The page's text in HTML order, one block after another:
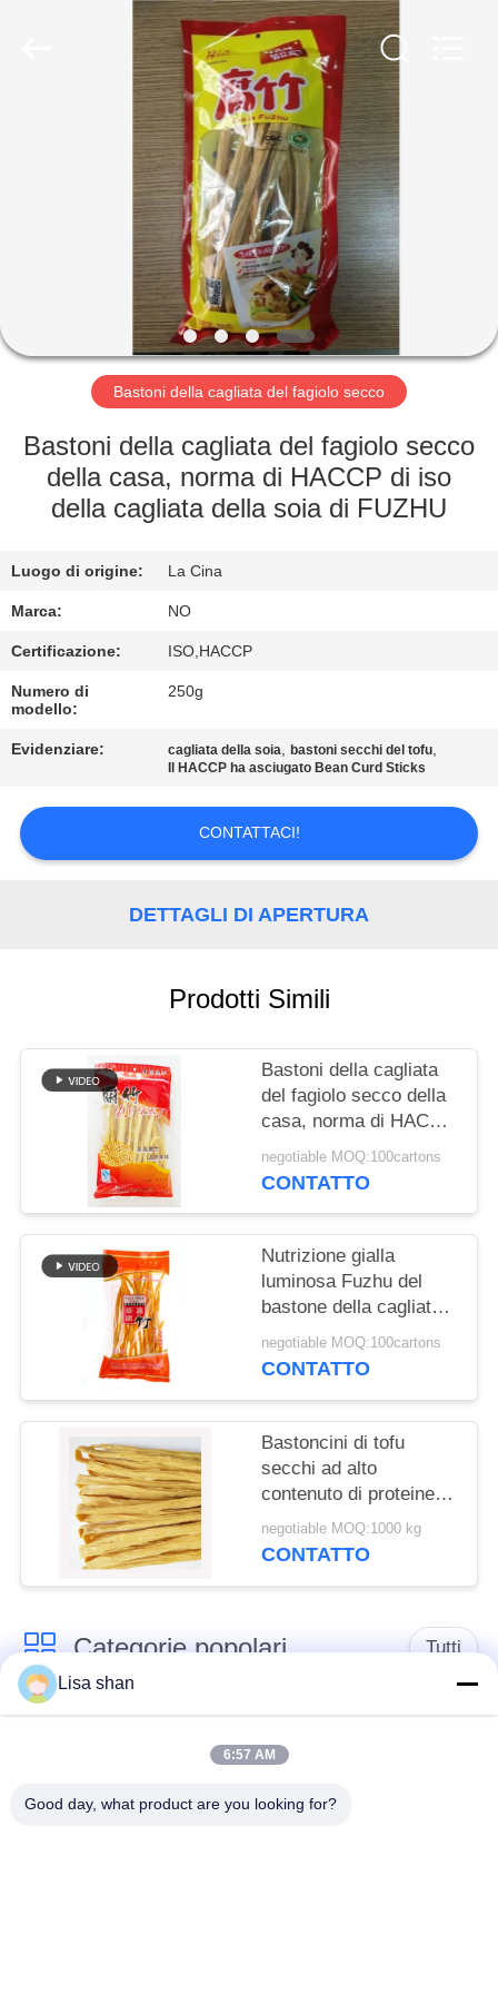
PRODOTTI
VISITA
FABBRICA
CONTROLLO
QUALITÀ
CONTATTACI
NOTIZIE
CHIEDI UN
SITO
NORME
SULLA
PRIVACY
Bastoni della cagliata del fagiolo secco
Bastoni della cagliata del fagiolo secco
della casa, norma di HACCP di iso
della cagliata della soia di FUZHU
Luogo di origine: La Cina
Marca: NO
Certificazione: ISO,HACCP
Numero di
modello:
250g
Evidenziare: cagliata della soia,bastoni secchi del tofu,
Il HACCP ha asciugato Bean Curd Sticks
CONTATTACI!
DETTAGLI DI APERTURA
Prodotti Simili
Bastoni della cagliata
del fagiolo secco della
casa, norma di HACCP
di iso della cagliata
della soia di FUZHU
negotiable MOQ:100cartons
CONTATTO
Nutrizione gialla
luminosa Fuzhu del
bastone della cagliata
del fagiolo secco di
cinese per il ristorante
negotiable MOQ:100cartons
CONTATTO
Bastoncini di tofu
secchi ad alto
contenuto di proteine e
fibre, certificati ISO
HACCP, con umidità
negotiable MOQ:1000 kg
CONTATTO
Categorie popolari Tutti
Briciole di pane
briciole di pane
giapponesi
Briciole di pane di
Lisa shan
6:57 AM
Good day, what product are you looking for?